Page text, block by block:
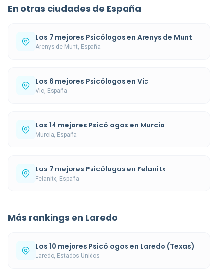
En otras ciudades de España
Los 7 mejores Psicólogos en Arenys de Munt
Arenys de Munt, España
Los 6 mejores Psicólogos en Vic
Vic, España
Los 14 mejores Psicólogos en Murcia
Murcia, España
Los 7 mejores Psicólogos en Felanitx
Felanitx, España
Más rankings en Laredo
Los 10 mejores Psicólogos en Laredo (Texas)
Laredo, Estados Unidos